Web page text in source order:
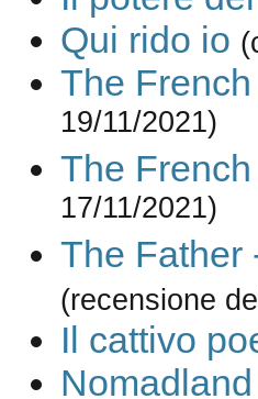
Qui rido io
The
19/11/2021)
The
17/11/2021)
The Father
(recensione
Il cattivo
Nomadland